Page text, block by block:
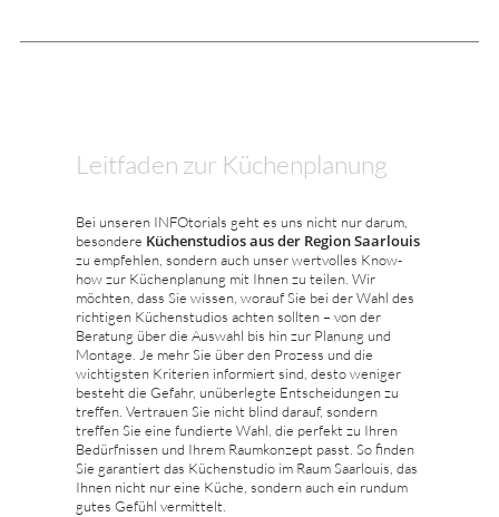
Leitfaden zur Küchenplanung
Bei unseren INFOtorials geht es uns nicht nur darum,
besondere Küchenstudios aus der Region Saarlouis
zu empfehlen, sondern auch unser wertvolles Know-
how zur Küchenplanung mit Ihnen zu teilen. Wir
möchten, dass Sie wissen, worauf Sie bei der Wahl des
richtigen Küchenstudios achten sollten – von der
Beratung über die Auswahl bis hin zur Planung und
Montage. Je mehr Sie über den Prozess und die
wichtigsten Kriterien informiert sind, desto weniger
besteht die Gefahr, unüberlegte Entscheidungen zu
treffen. Vertrauen Sie nicht blind darauf, sondern
treffen Sie eine fundierte Wahl, die perfekt zu Ihren
Bedürfnissen und Ihrem Raumkonzept passt. So finden
Sie garantiert das Küchenstudio im Raum Saarlouis, das
Ihnen nicht nur eine Küche, sondern auch ein rundum
gutes Gefühl vermittelt.